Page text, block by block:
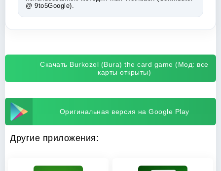
@ 9to5Google).
Скачать Burkozel (Bura) the card game (Мод: все
карты открыты)
Оригинальная версия на Google Play
Другие приложения: